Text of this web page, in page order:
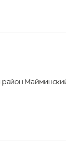
район